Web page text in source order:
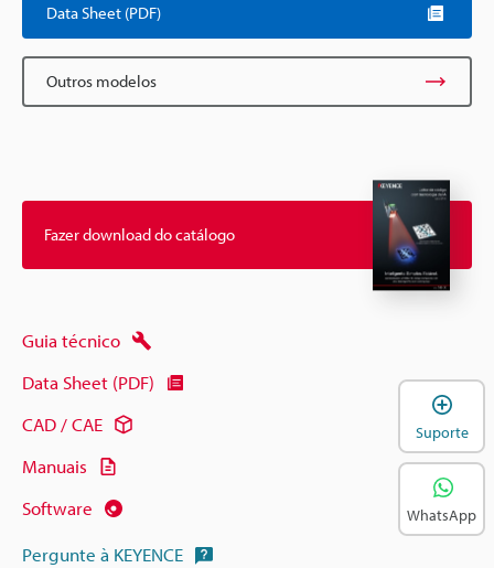
Data Sheet (PDF)
Outros modelos
Fazer download do catálogo
Guia técnico
Data Sheet (PDF)
CAD / CAE
Manuais
Software
Pergunte à KEYENCE
Suporte
WhatsApp